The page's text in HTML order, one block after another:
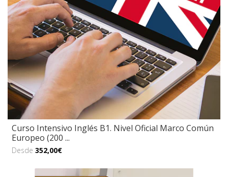
Curso Intensivo Inglés B1. Nivel Oficial Marco Común
Europeo (200 ...
Desde 352,00€